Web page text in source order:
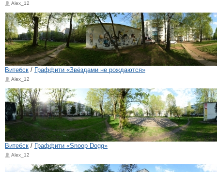
Alex_12
Витебск / Граффити «Звёздами не рождаются»
Alex_12
Витебск / Граффити «Snoop Dogg»
Alex_12